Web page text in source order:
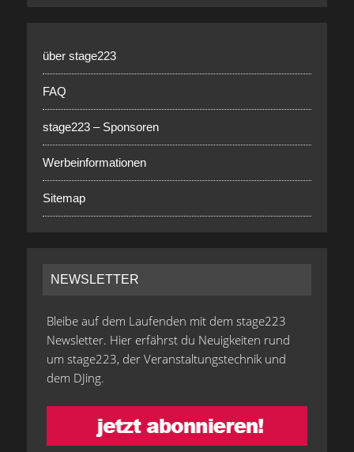
über stage223
FAQ
stage223 – Sponsoren
Werbeinformationen
Sitemap
NEWSLETTER
Bleibe auf dem Laufenden mit dem stage223
Newsletter. Hier erfährst du Neuigkeiten rund
um stage223, der Veranstaltungstechnik und
dem DJing.